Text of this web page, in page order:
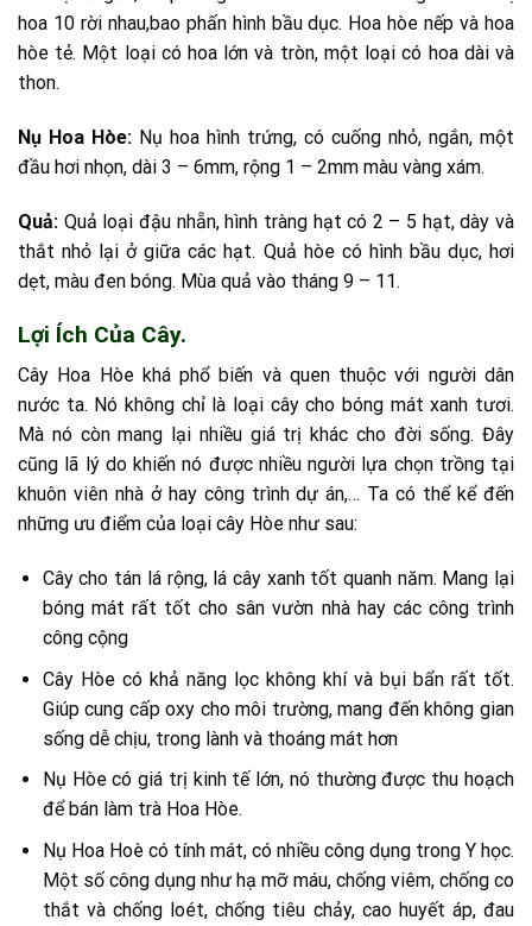
hoa 10 rời nhau,bao phấn hình bầu dục. Hoa hòe nếp và hoa
hòe tẻ. Một loại có hoa lớn và tròn, một loại có hoa dài và
thon.
Nụ Hoa Hòe: Nụ hoa hình trứng, có cuống nhỏ, ngắn, một
đầu hơi nhọn, dài 3 – 6mm, rộng 1 – 2mm màu vàng xám.
Quả: Quả loại đậu nhẵn, hình tràng hạt có 2 – 5 hạt, dày và
thắt nhỏ lại ở giữa các hạt. Quả hòe có hình bầu dục, hơi
dẹt, màu đen bóng. Mùa quả vào tháng 9 – 11.
Lợi Ích Của Cây.
Cây Hoa Hòe khá phổ biến và quen thuộc với người dân
nước ta. Nó không chỉ là loại cây cho bóng mát xanh tươi.
Mà nó còn mang lại nhiều giá trị khác cho đời sống. Đây
cũng lã lý do khiến nó được nhiều người lựa chọn trồng tại
khuôn viên nhà ở hay công trình dự án,… Ta có thể kể đến
những ưu điểm của loại cây Hòe như sau:
Cây cho tán lá rộng, lá cây xanh tốt quanh năm. Mang lại
bóng mát rất tốt cho sân vườn nhà hay các công trình
công cộng
Cây Hòe có khả năng lọc không khí và bụi bẩn rất tốt.
Giúp cung cấp oxy cho môi trường, mang đến không gian
sống dễ chịu, trong lành và thoáng mát hơn
Nụ Hòe có giá trị kinh tế lớn, nó thường được thu hoạch
để bán làm trà Hoa Hòe.
Nụ Hoa Hoè có tính mát, có nhiều công dụng trong Y học.
Một số công dụng như hạ mỡ máu, chống viêm, chống co
thắt và chống loét, chống tiêu chảy, cao huyết áp, đau